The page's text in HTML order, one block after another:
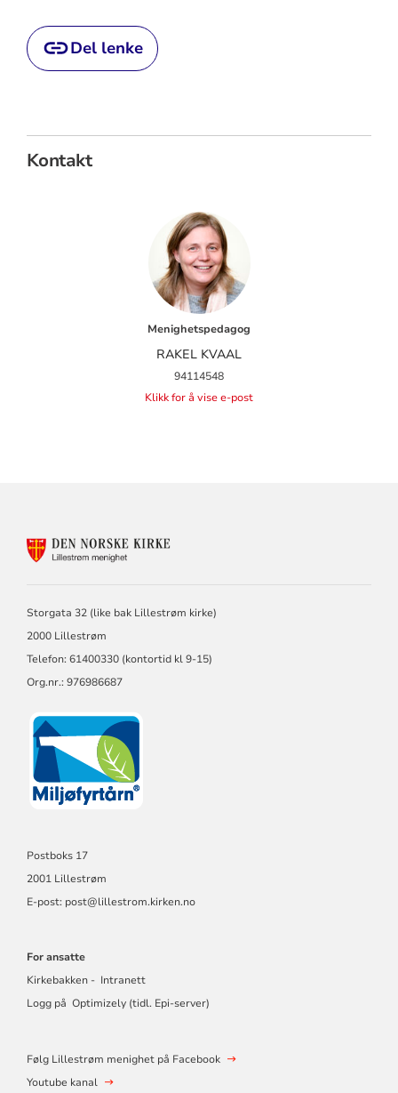
Del lenke
Kontakt
Menighetspedagog
RAKEL KVAAL
94114548
Klikk for å vise e-post
Storgata 32 (like bak Lillestrøm kirke)
2000 Lillestrøm
Telefon: 61400330 (kontortid kl 9-15)
Org.nr.: 976986687
Postboks 17
2001 Lillestrøm
E-post: post@lillestrom.kirken.no
For ansatte
Kirkebakken - Intranett
Logg på Optimizely (tidl. Epi-server)
Følg Lillestrøm menighet på Facebook
Youtube kanal